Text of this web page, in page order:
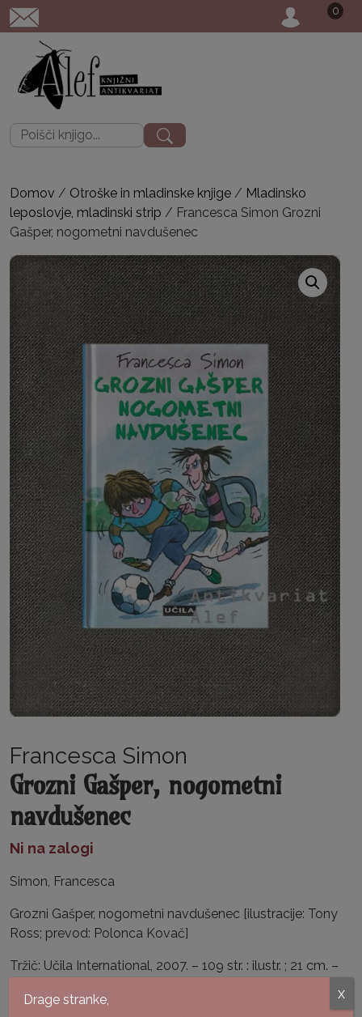
POŠTNINA:0
Išči:
Domov / Otroške in mladinske knjige / Mladinsko
leposlovje, mladinski strip / Francesca Simon Grozni
Gašper, nogometni navdušenec
Francesca Simon
Grozni Gašper, nogometni
navdušenec
Ni na zalogi
Simon, Francesca
Grozni Gašper, nogometni navdušenec [ilustracije: Tony
Ross; prevod: Polonca Kovač]
Tržič: Učila International, 2007. – 109 str. : ilustr. ; 21 cm. –
Drage stranke,
x